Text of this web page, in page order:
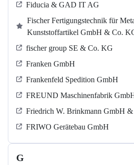
Fiducia & GAD IT AG
Fischer Fertigungstechnik für
Kunststoffartikel GmbH & Co.
fischer group SE & Co. KG
Franken GmbH
Frankenfeld Spedition GmbH
FREUND Maschinenfabrik
Friedrich W. Brinkmann GmbH
FRIWO Gerätebau GmbH
G